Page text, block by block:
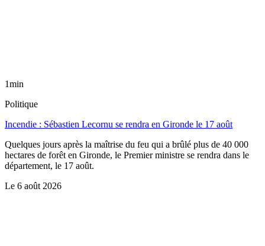
1min
Politique
Incendie : Sébastien Lecornu se rendra en Gironde le 17 août
Quelques jours après la maîtrise du feu qui a brûlé plus de 40 000
hectares de forêt en Gironde, le Premier ministre se rendra dans le
département, le 17 août.
Le 6 août 2026